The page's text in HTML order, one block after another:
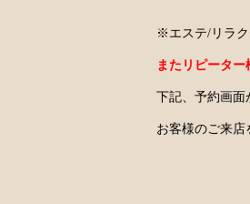
※エステ/リラク
またリピータ
下記、予約画面
お客様のご来店